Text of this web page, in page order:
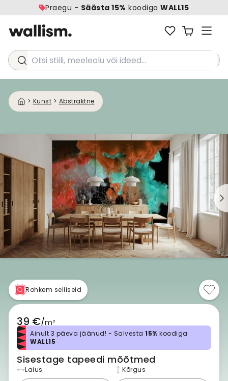
Praegu - Säästa 15% koodiga WALL15
Otsi stiili, meeleolu või ideed...
> Kunst > Abstraktne
Rohkem selliseid
39 €/m²
Ainult 3 päeva jäänud! - Salvesta 15% koodiga
WALL15
Sisestage tapeedi mõõtmed
Laius Kõrgus